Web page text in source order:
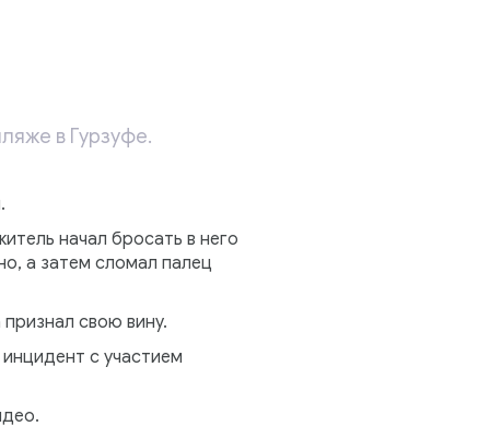
в Гурзуфе.
начал бросать в него
а затем сломал палец
свою вину.
с участием